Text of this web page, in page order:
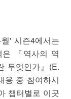
' 시즌4에서는
『역사의 역
무엇인가』(E.
용 중 참여하시
챕터별로 이곳